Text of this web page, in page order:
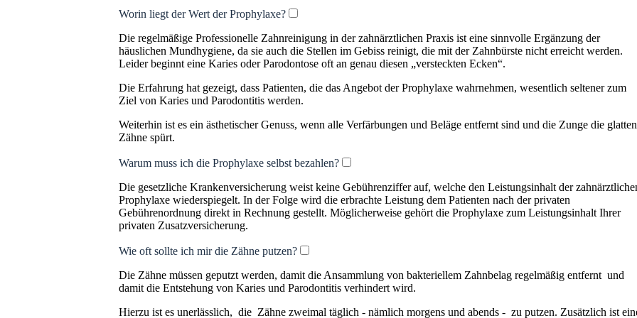
Worin liegt der Wert der Prophylaxe?
Die regelmäßige Professionelle Zahnreinigung in der zahnärztlichen Praxis ist eine sinnvolle Ergänzung der
häuslichen Mundhygiene, da sie auch die Stellen im Gebiss reinigt, die mit der Zahnbürste nicht erreicht werden.
Leider beginnt eine Karies oder Parodontose oft an genau diesen „versteckten Ecken“.
Die Erfahrung hat gezeigt, dass Patienten, die das Angebot der Prophylaxe wahrnehmen, wesentlich seltener zum
Ziel von Karies und Parodontitis werden.
Weiterhin ist es ein ästhetischer Genuss, wenn alle Verfärbungen und Beläge entfernt sind und die Zunge die glatten
Zähne spürt.
Warum muss ich die Prophylaxe selbst bezahlen?
Die gesetzliche Krankenversicherung weist keine Gebührenziffer auf, welche den Leistungsinhalt der
Prophylaxe wiederspiegelt. In der Folge wird die erbrachte Leistung dem Patienten nach der privaten
Gebührenordnung direkt in Rechnung gestellt. Möglicherweise gehört die Prophylaxe zum Leistungsinhalt Ihrer
privaten Zusatzversicherung.
Wie oft sollte ich mir die Zähne putzen?
Die Zähne müssen geputzt werden, damit die Ansammlung von bakteriellem Zahnbelag regelmäßig entfernt und
damit die Entstehung von Karies und Parodontitis verhindert wird.
Hierzu ist es unerlässlich, die Zähne zweimal täglich - nämlich morgens und abends - zu putzen. Zusätzlich ist